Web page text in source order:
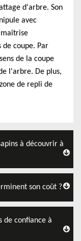
d'arbre. Son
avec
maîtrise
coupe. Par
de la coupe
l'arbre. De plus,
de repli de
à découvrir à
son coût ?
de confiance à